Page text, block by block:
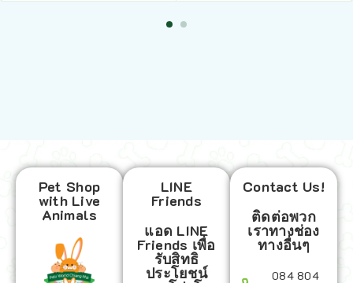
Pet Shop
with Live
Animals
LINE
Friends
แอด LINE
Friends เพื่อ
รับสิทธิ
ประโยชน์
Contact Us!
ติดต่อพวก
เราทางช่อง
ทางอื่นๆ
084 804